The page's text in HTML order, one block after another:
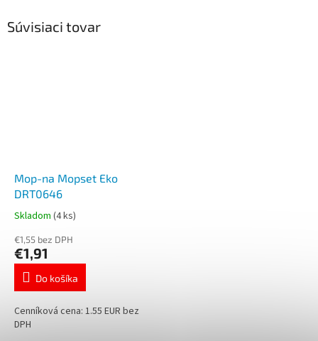
Súvisiaci tovar
Mop-na Mopset Eko
DRT0646
Skladom (4 ks)
€1,55 bez DPH
€1,91
Do košíka
Cenníková cena: 1.55 EUR bez
DPH